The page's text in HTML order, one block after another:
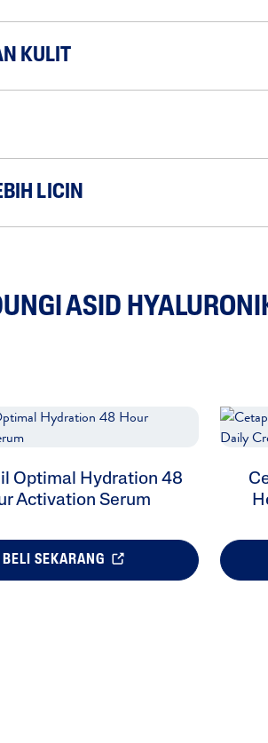
KULIT
LICIN
ASID
Optimal Hydration 48
Activation Serum
BELI SEKARANG